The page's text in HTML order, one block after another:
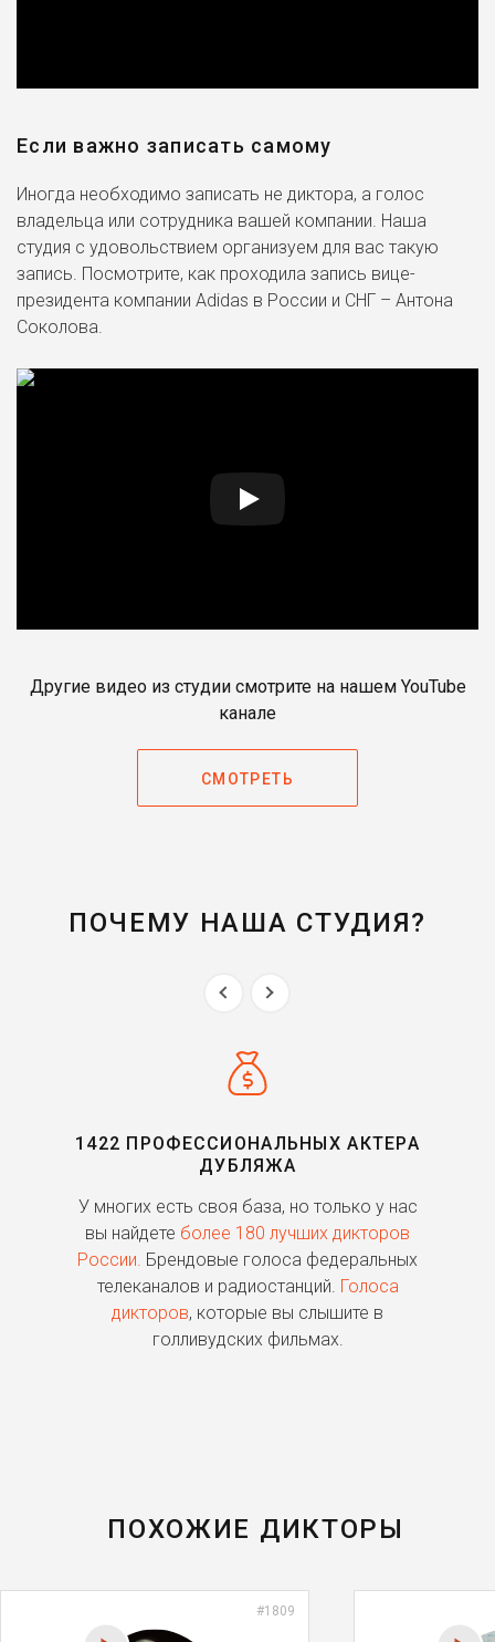
Если важно записать самому
Иногда необходимо записать не диктора, а голос
владельца или сотрудника вашей компании. Наша
студия с удовольствием организуем для вас такую
запись. Посмотрите, как проходила запись вице-
президента компании Adidas в России и СНГ – Антона
Соколова.
Другие видео из студии смотрите на нашем YouTube
канале
СМОТРЕТЬ
ПОЧЕМУ НАША СТУДИЯ?
1422 ПРОФЕССИОНАЛЬНЫХ АКТЕРА
ДУБЛЯЖА
У многих есть своя база, но только у нас
вы найдете более 180 лучших дикторов
России. Брендовые голоса федеральных
телеканалов и радиостанций. Голоса
дикторов, которые вы слышите в
голливудских фильмах.
ПОХОЖИЕ ДИКТОРЫ
#1809